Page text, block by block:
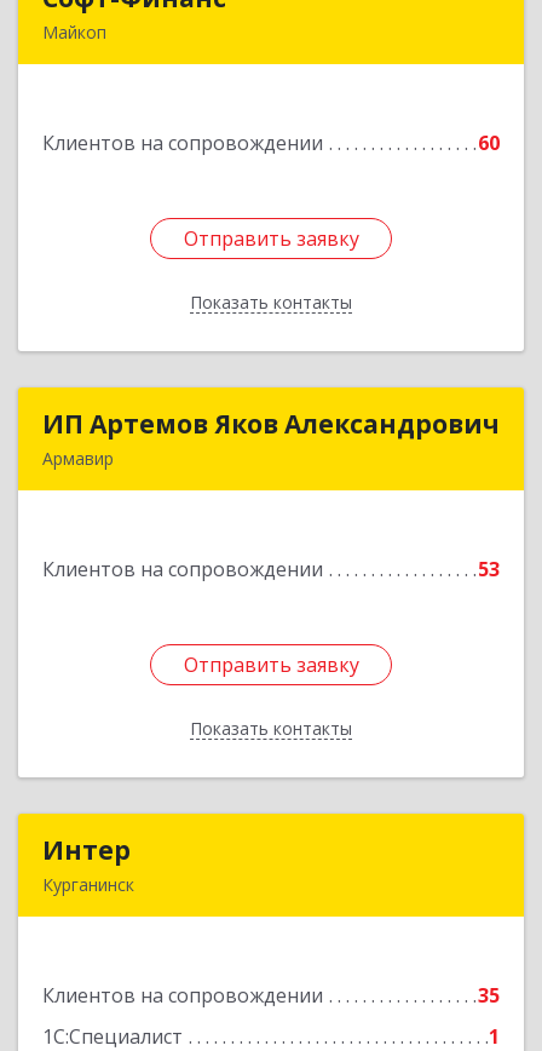
Майкоп
Клиентов на сопровождении 60
Отправить заявку
Показать контакты
Подробнее
Отправить заявку
Назад
ИП Артемов Яков Александрович
Армавир
Клиентов на сопровождении 53
Отправить заявку
Показать контакты
ИП Артемов Яков Александрович
Отправить заявку
Назад
Интер
Курганинск
Клиентов на сопровождении
35
1С:Специалист
1
Подробнее